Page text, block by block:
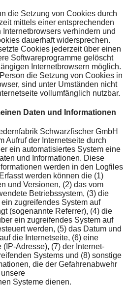
die Setzung von Cookies durch
mittels einer entsprechenden
verhindern und
dauerhaft widersprechen.
Cookies jederzeit über einen
Softwareprogramme gelöscht
Internetbrowsern möglich.
die Setzung von Cookies in
sind unter Umständen nicht
vollumfänglich nutzbar.
Daten und Informationen
Schwarzfischer GmbH
Aufruf der Internetseite durch
ein automatisiertes System eine
und Informationen. Diese
werden in den Logfiles
werden können die (1)
und Versionen, (2) das vom
Betriebssystem, (3) die
zugreifendes System auf
(sogenannte Referrer), (4) die
ein zugreifendes System auf
werden, (5) das Datum und
die Internetseite, (6) eine
(IP-Adresse), (7) der Internet-
Systems und (8) sonstige
die der Gefahrenabwehr
Systeme dienen.